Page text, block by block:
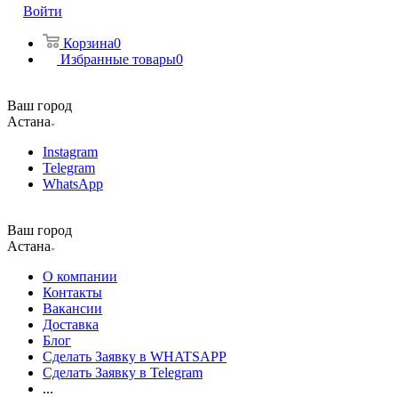
Войти
Корзина0
Избранные товары0
Ваш город
Астана
Instagram
Telegram
WhatsApp
Ваш город
Астана
О компании
Контакты
Вакансии
Доставка
Блог
Сделать Заявку в WHATSAPP
Сделать Заявку в Telegram
...